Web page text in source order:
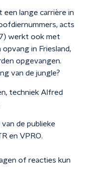
lange carrière in
acts
werkt ook met
in Friesland,
opgevangen.
van de jungle?
techniek Alfred
de publieke
en VPRO.
of reacties kun